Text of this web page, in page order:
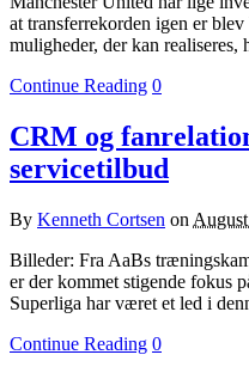
at transferrekorden igen er
muligheder, der kan
Continue Reading 0
CRM og
servicetilbud
By Kenneth Cortsen on
Billeder: Fra AaBs
er der kommet stigende fokus
Superliga har været et led i
Continue Reading 0